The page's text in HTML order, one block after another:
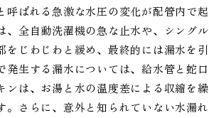
ばれる急激な水圧の変化が配管内で起
、全自動洗濯機の急な止水や、シングル
じわじわと緩め、最終的には漏水を引
生する漏水については、給水管と蛇口
ンは、お湯と水の温度差による収縮を繰
。さらに、意外と知られていない水漏れ